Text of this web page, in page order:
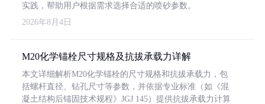
实践，帮助用户根据需求选择合适的喷砂参数。
2026年8月4日
M20化学锚栓尺寸规格及抗拔承载力详解
本文详细解析M20化学锚栓的尺寸规格和抗拔承载力，包
括螺杆直径、钻孔尺寸等参数，并依据专业标准（如《混
凝土结构后锚固技术规程》JGJ 145）提供抗拔承载力计算